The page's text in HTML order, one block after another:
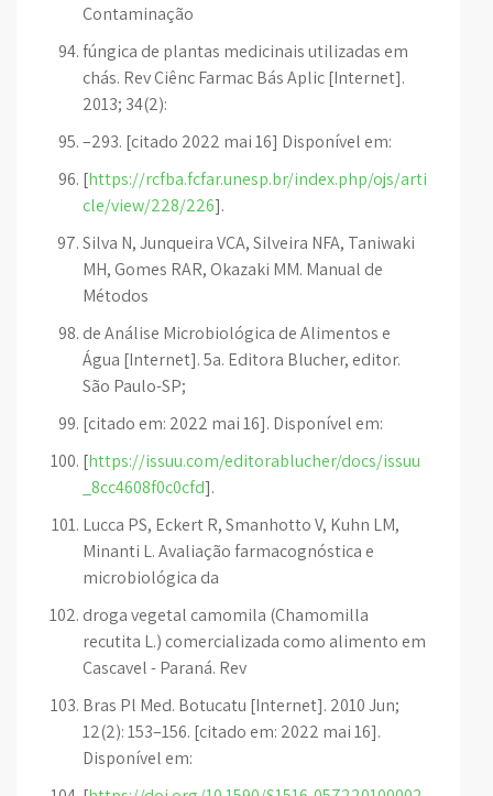
Contaminação
fúngica de plantas medicinais utilizadas em
chás. Rev Ciênc Farmac Bás Aplic [Internet].
2013; 34(2):
–293. [citado 2022 mai 16] Disponível em:
[https://rcfba.fcfar.unesp.br/index.php/ojs/arti
cle/view/228/226].
Silva N, Junqueira VCA, Silveira NFA, Taniwaki
MH, Gomes RAR, Okazaki MM. Manual de
Métodos
de Análise Microbiológica de Alimentos e
Água [Internet]. 5a. Editora Blucher, editor.
São Paulo-SP;
[citado em: 2022 mai 16]. Disponível em:
[https://issuu.com/editorablucher/docs/issuu
_8cc4608f0c0cfd].
Lucca PS, Eckert R, Smanhotto V, Kuhn LM,
Minanti L. Avaliação farmacognóstica e
microbiológica da
droga vegetal camomila (Chamomilla
recutita L.) comercializada como alimento em
Cascavel - Paraná. Rev
Bras Pl Med. Botucatu [Internet]. 2010 Jun;
12(2): 153–156. [citado em: 2022 mai 16].
Disponível em: